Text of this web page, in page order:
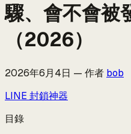
驟、會不會被
（2026）
2026年6月4日 — 作者 bob
LINE 封鎖神器
目錄